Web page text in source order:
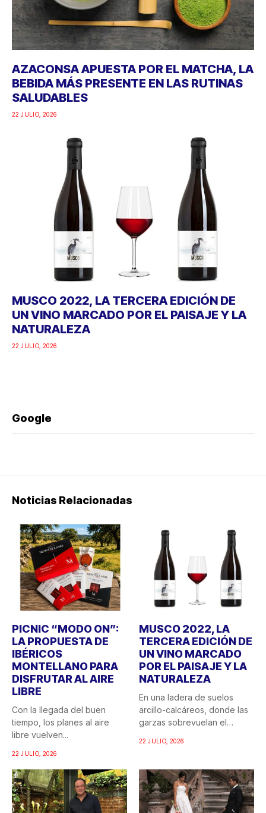
AZACONSA APUESTA POR EL MATCHA, LA
BEBIDA MÁS PRESENTE EN LAS RUTINAS
SALUDABLES
22 JULIO, 2026
MUSCO 2022, LA TERCERA EDICIÓN DE
UN VINO MARCADO POR EL PAISAJE Y LA
NATURALEZA
22 JULIO, 2026
Google
Noticias Relacionadas
PICNIC “MODO ON”:
LA PROPUESTA DE
IBÉRICOS
MONTELLANO PARA
DISFRUTAR AL AIRE
LIBRE
Con la llegada del buen
tiempo, los planes al aire
libre vuelven...
22 JULIO, 2026
MUSCO 2022, LA
TERCERA EDICIÓN DE
UN VINO MARCADO
POR EL PAISAJE Y LA
NATURALEZA
En una ladera de suelos
arcillo-calcáreos, donde las
garzas sobrevuelan el
22 JULIO, 2026